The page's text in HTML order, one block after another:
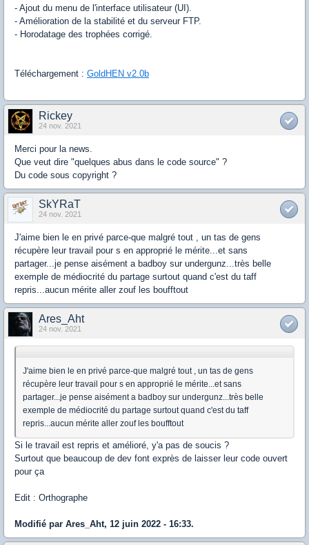
- Ajout du menu de l'interface utilisateur (UI).
- Amélioration de la stabilité et du serveur FTP.
- Horodatage des trophées corrigé.
Téléchargement : GoldHEN v2.0b
Rickey
24 nov. 2021
Merci pour la news.
Que veut dire "quelques abus dans le code source" ?
Du code sous copyright ?
SkYRaT
24 nov. 2021
J'aime bien le en privé parce-que malgré tout , un tas de gens
récupère leur travail pour s en approprié le mérite...et sans
partager...je pense aisément a badboy sur undergunz...très belle
exemple de médiocrité du partage surtout quand c'est du taff
repris...aucun mérite aller zouf les boufftout
Ares_Aht
24 nov. 2021
J'aime bien le en privé parce-que malgré tout , un tas de gens
récupère leur travail pour s en approprié le mérite...et sans
partager...je pense aisément a badboy sur undergunz...très belle
exemple de médiocrité du partage surtout quand c'est du taff
repris...aucun mérite aller zouf les boufftout
Si le travail est repris et amélioré, y'a pas de soucis ?
Surtout que beaucoup de dev font exprès de laisser leur code ouvert
pour ça
Edit : Orthographe
Modifié par Ares_Aht, 12 juin 2022 - 16:33.